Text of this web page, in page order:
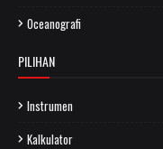
Oceanografi
PILIHAN
Instrumen
Kalkulator